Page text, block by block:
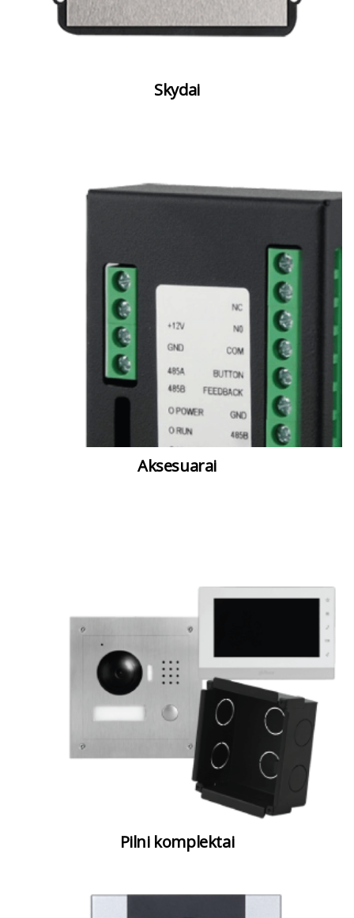
Skydai
Aksesuarai
Pilni komplektai